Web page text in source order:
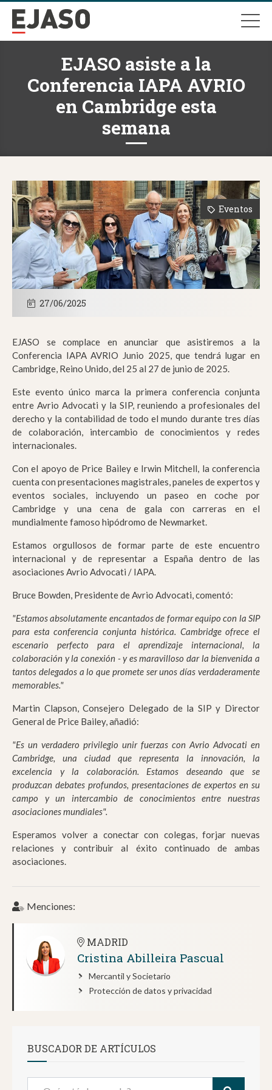
EJASO asiste a la
Conferencia IAPA AVRIO
en Cambridge esta
semana
Eventos
27/06/2025
EJASO se complace en anunciar que asistiremos a la
Conferencia IAPA AVRIO Junio 2025, que tendrá lugar en
Cambridge, Reino Unido, del 25 al 27 de junio de 2025.
Este evento único marca la primera conferencia conjunta
entre Avrio Advocati y la SIP, reuniendo a profesionales del
derecho y la contabilidad de todo el mundo durante tres días
de colaboración, intercambio de conocimientos y redes
internacionales.
Con el apoyo de Price Bailey e Irwin Mitchell, la conferencia
cuenta con presentaciones magistrales, paneles de expertos y
eventos sociales, incluyendo un paseo en coche por
Cambridge y una cena de gala con carreras en el
mundialmente famoso hipódromo de Newmarket.
Estamos orgullosos de formar parte de este encuentro
internacional y de representar a España dentro de las
asociaciones Avrio Advocati / IAPA.
Bruce Bowden, Presidente de Avrio Advocati, comentó:
"Estamos absolutamente encantados de formar equipo con la SIP
para esta conferencia conjunta histórica. Cambridge ofrece el
escenario perfecto para el aprendizaje internacional, la
colaboración y la conexión - y es maravilloso dar la bienvenida a
tantos delegados a lo que promete ser unos días verdaderamente
memorables."
Martin Clapson, Consejero Delegado de la SIP y Director
General de Price Bailey, añadió:
"Es un verdadero privilegio unir fuerzas con Avrio Advocati en
Cambridge, una ciudad que representa la innovación, la
excelencia y la colaboración. Estamos deseando que se
produzcan debates profundos, presentaciones de expertos en su
campo y un intercambio de conocimientos entre nuestras
asociaciones mundiales".
Esperamos volver a conectar con colegas, forjar nuevas
relaciones y contribuir al éxito continuado de ambas
asociaciones.
Menciones:
MADRID
Cristina Abilleira Pascual
Mercantil y Societario
Protección de datos y privacidad
BUSCADOR DE ARTÍCULOS